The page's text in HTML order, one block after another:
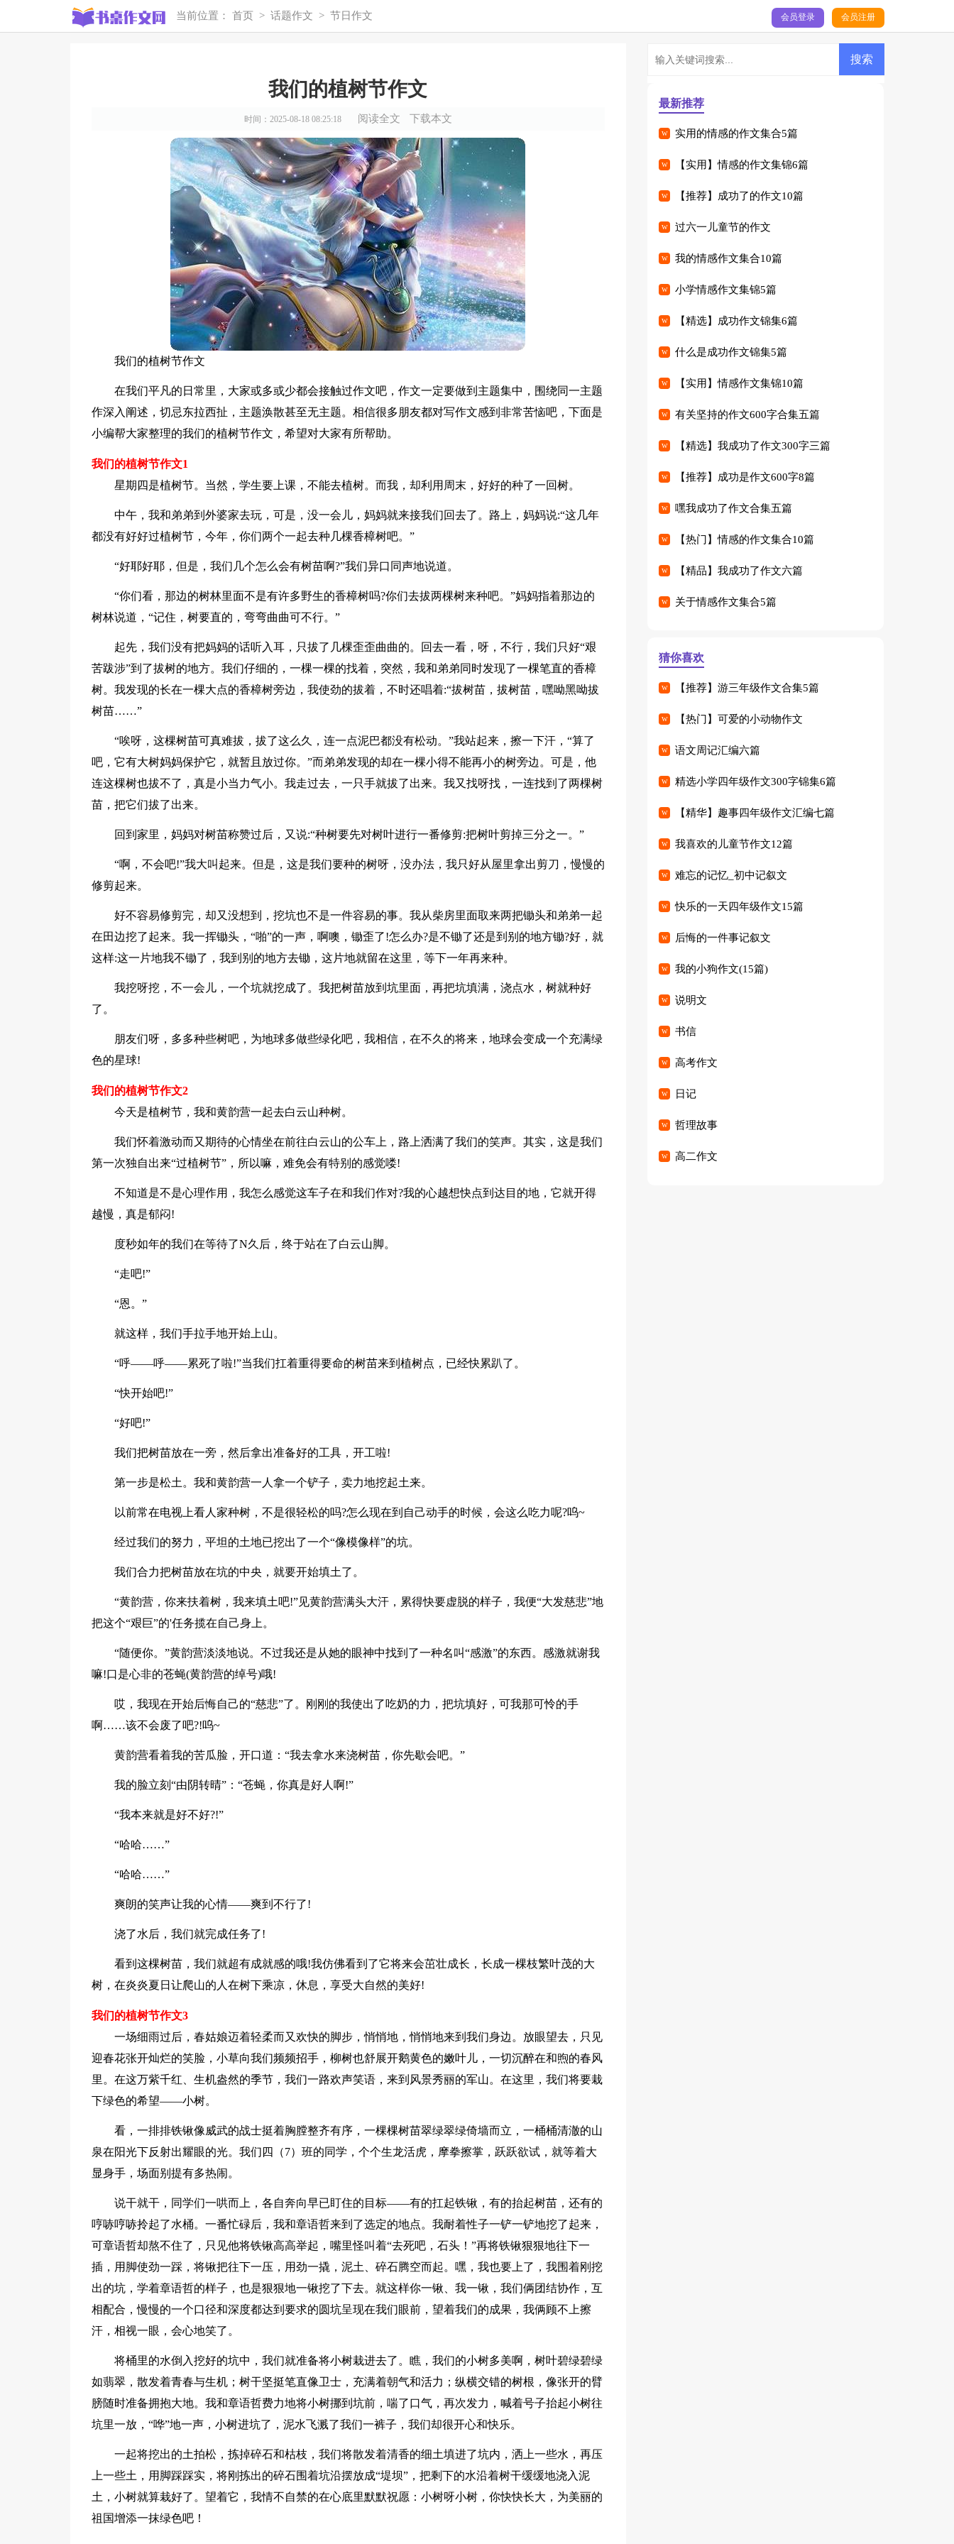
当前位置： 首页 > 话题作文 > 节日作文 会员登录 会员注册
我们的植树节作文
时间：2025-08-18 08:25:18 阅读全文 下载本文
我们的植树节作文
在我们平凡的日常里，大家或多或少都会接触过作文吧，作文一定要做到主题集中，围绕同一主题
作深入阐述，切忌东拉西扯，主题涣散甚至无主题。相信很多朋友都对写作文感到非常苦恼吧，下面是
小编帮大家整理的我们的植树节作文，希望对大家有所帮助。
我们的植树节作文1
星期四是植树节。当然，学生要上课，不能去植树。而我，却利用周末，好好的种了一回树。
中午，我和弟弟到外婆家去玩，可是，没一会儿，妈妈就来接我们回去了。路上，妈妈说:“这几年
都没有好好过植树节，今年，你们两个一起去种几棵香樟树吧。”
“好耶好耶，但是，我们几个怎么会有树苗啊?”我们异口同声地说道。
“你们看，那边的树林里面不是有许多野生的香樟树吗?你们去拔两棵树来种吧。”妈妈指着那边的
树林说道，“记住，树要直的，弯弯曲曲可不行。”
起先，我们没有把妈妈的话听入耳，只拔了几棵歪歪曲曲的。回去一看，呀，不行，我们只好“艰
苦跋涉”到了拔树的地方。我们仔细的，一棵一棵的找着，突然，我和弟弟同时发现了一棵笔直的香樟
树。我发现的长在一棵大点的香樟树旁边，我使劲的拔着，不时还唱着:“拔树苗，拔树苗，嘿呦黑呦拔
树苗……”
“唉呀，这棵树苗可真难拔，拔了这么久，连一点泥巴都没有松动。”我站起来，擦一下汗，“算了
吧，它有大树妈妈保护它，就暂且放过你。”而弟弟发现的却在一棵小得不能再小的树旁边。可是，他
连这棵树也拔不了，真是小当力气小。我走过去，一只手就拔了出来。我又找呀找，一连找到了两棵树
苗，把它们拔了出来。
回到家里，妈妈对树苗称赞过后，又说:“种树要先对树叶进行一番修剪:把树叶剪掉三分之一。”
“啊，不会吧!”我大叫起来。但是，这是我们要种的树呀，没办法，我只好从屋里拿出剪刀，慢慢的
修剪起来。
好不容易修剪完，却又没想到，挖坑也不是一件容易的事。我从柴房里面取来两把锄头和弟弟一起
在田边挖了起来。我一挥锄头，“啪”的一声，啊噢，锄歪了!怎么办?是不锄了还是到别的地方锄?好，就
这样:这一片地我不锄了，我到别的地方去锄，这片地就留在这里，等下一年再来种。
我挖呀挖，不一会儿，一个坑就挖成了。我把树苗放到坑里面，再把坑填满，浇点水，树就种好
了。
朋友们呀，多多种些树吧，为地球多做些绿化吧，我相信，在不久的将来，地球会变成一个充满绿
色的星球!
我们的植树节作文2
今天是植树节，我和黄韵营一起去白云山种树。
我们怀着激动而又期待的心情坐在前往白云山的公车上，路上洒满了我们的笑声。其实，这是我们
第一次独自出来“过植树节”，所以嘛，难免会有特别的感觉喽!
不知道是不是心理作用，我怎么感觉这车子在和我们作对?我的心越想快点到达目的地，它就开得
越慢，真是郁闷!
度秒如年的我们在等待了N久后，终于站在了白云山脚。
“走吧!”
“恩。”
就这样，我们手拉手地开始上山。
“呼——呼——累死了啦!”当我们扛着重得要命的树苗来到植树点，已经快累趴了。
“快开始吧!”
“好吧!”
我们把树苗放在一旁，然后拿出准备好的工具，开工啦!
第一步是松土。我和黄韵营一人拿一个铲子，卖力地挖起土来。
以前常在电视上看人家种树，不是很轻松的吗?怎么现在到自己动手的时候，会这么吃力呢?呜~
经过我们的努力，平坦的土地已挖出了一个“像模像样”的坑。
我们合力把树苗放在坑的中央，就要开始填土了。
“黄韵营，你来扶着树，我来填土吧!”见黄韵营满头大汗，累得快要虚脱的样子，我便“大发慈悲”地
把这个“艰巨”的'任务揽在自己身上。
“随便你。”黄韵营淡淡地说。不过我还是从她的眼神中找到了一种名叫“感激”的东西。感激就谢我
嘛!口是心非的苍蝇(黄韵营的绰号)哦!
哎，我现在开始后悔自己的“慈悲”了。刚刚的我使出了吃奶的力，把坑填好，可我那可怜的手
啊……该不会废了吧?!呜~
黄韵营看着我的苦瓜脸，开口道：“我去拿水来浇树苗，你先歇会吧。”
我的脸立刻“由阴转晴”：“苍蝇，你真是好人啊!”
“我本来就是好不好?!”
“哈哈……”
“哈哈……”
爽朗的笑声让我的心情——爽到不行了!
浇了水后，我们就完成任务了!
看到这棵树苗，我们就超有成就感的哦!我仿佛看到了它将来会茁壮成长，长成一棵枝繁叶茂的大
树，在炎炎夏日让爬山的人在树下乘凉，休息，享受大自然的美好!
我们的植树节作文3
一场细雨过后，春姑娘迈着轻柔而又欢快的脚步，悄悄地，悄悄地来到我们身边。放眼望去，只见
迎春花张开灿烂的笑脸，小草向我们频频招手，柳树也舒展开鹅黄色的嫩叶儿，一切沉醉在和煦的春风
里。在这万紫千红、生机盎然的季节，我们一路欢声笑语，来到风景秀丽的军山。在这里，我们将要栽
下绿色的希望——小树。
看，一排排铁锹像威武的战士挺着胸膛整齐有序，一棵棵树苗翠绿翠绿倚墙而立，一桶桶清澈的山
泉在阳光下反射出耀眼的光。我们四（7）班的同学，个个生龙活虎，摩拳擦掌，跃跃欲试，就等着大
显身手，场面别提有多热闹。
说干就干，同学们一哄而上，各自奔向早已盯住的目标——有的扛起铁锹，有的抬起树苗，还有的
哼哧哼哧拎起了水桶。一番忙碌后，我和章语哲来到了选定的地点。我耐着性子一铲一铲地挖了起来，
可章语哲却熬不住了，只见他将铁锹高高举起，嘴里怪叫着“去死吧，石头！”再将铁锹狠狠地往下一
插，用脚使劲一踩，将锹把往下一压，用劲一撬，泥土、碎石腾空而起。嘿，我也要上了，我围着刚挖
出的坑，学着章语哲的样子，也是狠狠地一锹挖了下去。就这样你一锹、我一锹，我们俩团结协作，互
相配合，慢慢的一个口径和深度都达到要求的圆坑呈现在我们眼前，望着我们的成果，我俩顾不上擦
汗，相视一眼，会心地笑了。
将桶里的水倒入挖好的坑中，我们就准备将小树栽进去了。瞧，我们的小树多美啊，树叶碧绿碧绿
如翡翠，散发着青春与生机；树干坚挺笔直像卫士，充满着朝气和活力；纵横交错的树根，像张开的臂
膀随时准备拥抱大地。我和章语哲费力地将小树挪到坑前，喘了口气，再次发力，喊着号子抬起小树往
坑里一放，“哗”地一声，小树进坑了，泥水飞溅了我们一裤子，我们却很开心和快乐。
一起将挖出的土拍松，拣掉碎石和枯枝，我们将散发着清香的细土填进了坑内，洒上一些水，再压
上一些土，用脚踩踩实，将刚拣出的碎石围着坑沿摆放成“堤坝”，把剩下的水沿着树干缓缓地浇入泥
土，小树就算栽好了。望着它，我情不自禁的在心底里默默祝愿：小树呀小树，你快快长大，为美丽的
祖国增添一抹绿色吧！
最新推荐
实用的情感的作文集合5篇
【实用】情感的作文集锦6篇
【推荐】成功了的作文10篇
过六一儿童节的作文
我的情感作文集合10篇
小学情感作文集锦5篇
【精选】成功作文锦集6篇
什么是成功作文锦集5篇
【实用】情感作文集锦10篇
有关坚持的作文600字合集五篇
【精选】我成功了作文300字三篇
【推荐】成功是作文600字8篇
嘿我成功了作文合集五篇
【热门】情感的作文集合10篇
【精品】我成功了作文六篇
关于情感作文集合5篇
猜你喜欢
【推荐】游三年级作文合集5篇
【热门】可爱的小动物作文
语文周记汇编六篇
精选小学四年级作文300字锦集6篇
【精华】趣事四年级作文汇编七篇
我喜欢的儿童节作文12篇
难忘的记忆_初中记叙文
快乐的一天四年级作文15篇
后悔的一件事记叙文
我的小狗作文(15篇)
说明文
书信
高考作文
日记
哲理故事
高二作文